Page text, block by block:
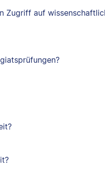
Zugriff auf